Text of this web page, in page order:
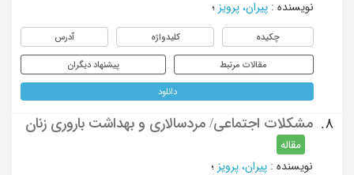
نویسنده : پیران، پرویز ؛
چکیده کلیدواژه آدرس
مقالات مرتبط پیشنهاد دیگران
دانلود
8. مشکلات اجتماعی/ مردسالاری و بهداشت باروری زنان
مقاله
نویسنده : پیران، پرویز ؛